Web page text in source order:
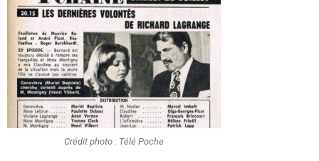
Crédit photo : Télé Poche